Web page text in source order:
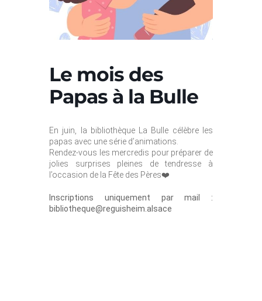
Le mois des
Papas à la Bulle
En juin, la bibliothèque La Bulle célèbre les
papas avec une série d’animations.
Rendez-vous les mercredis pour préparer de
jolies surprises pleines de tendresse à
l’occasion de la Fête des Pères❤️
Inscriptions uniquement par mail :
bibliotheque@reguisheim.alsace